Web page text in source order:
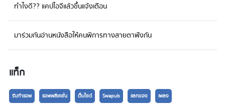
ทำไงดี?? แคปไอจีแล้วขึ้นแจ้งเตือน
มาร่วมกันอ่านหนังสือให้คนพิการทางสายตาฟังกัน
แท็ก
รับทำแอพ แอพพลิเคชั่น เว็บไซต์ Swapub แลกของ เพลง